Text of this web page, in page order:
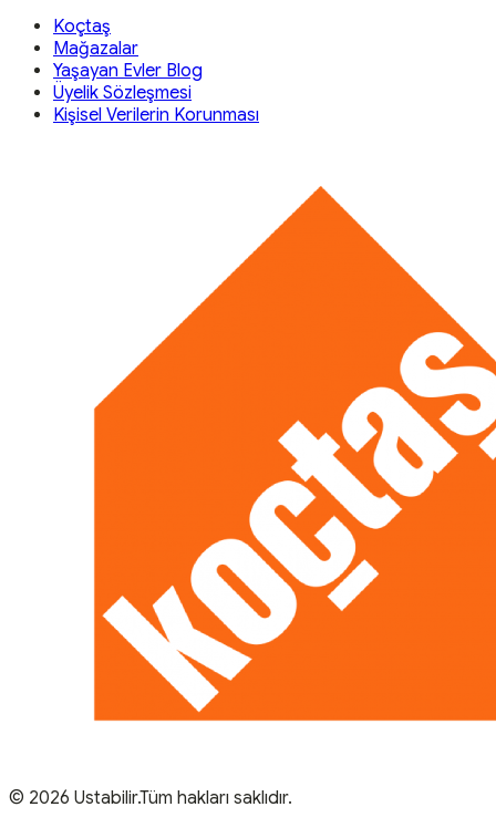
Koçtaş
Mağazalar
Yaşayan Evler Blog
Üyelik Sözleşmesi
Kişisel Verilerin Korunması
© 2026 Ustabilir.Tüm hakları saklıdır.